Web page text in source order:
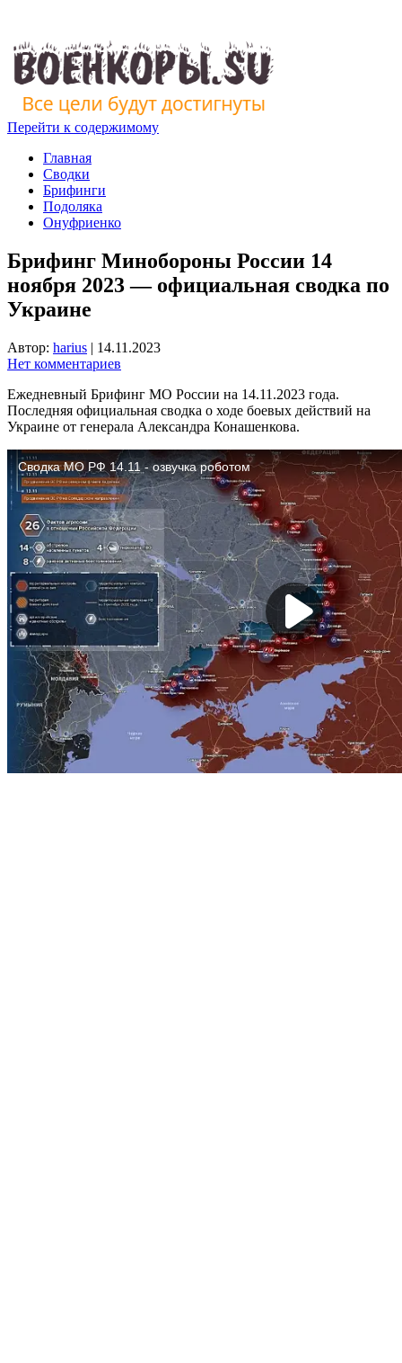
Перейти к содержимому
Главная
Сводки
Брифинги
Подоляка
Онуфриенко
Брифинг Минобороны России 14
ноября 2023 — официальная сводка по
Украине
Автор: harius | 14.11.2023
Нет комментариев
Ежедневный Брифинг МО России на 14.11.2023 года.
Последняя официальная сводка о ходе боевых действий на
Украине от генерала Александра Конашенкова.